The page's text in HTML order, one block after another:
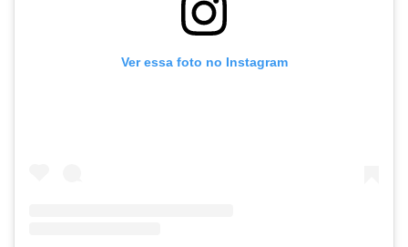
Ver essa foto no Instagram